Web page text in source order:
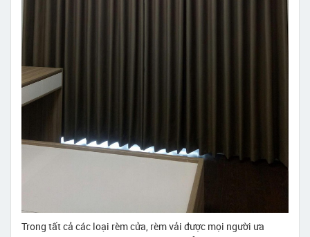
Trong tất cả các loại rèm cửa, rèm vải được mọi người ưa